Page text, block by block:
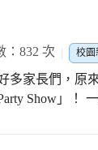
同時，也別忘
：832 次 校園
多家長們，原
開始由張耀中校